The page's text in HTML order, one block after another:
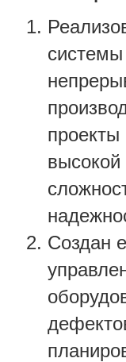
проекты
высокой
Создан